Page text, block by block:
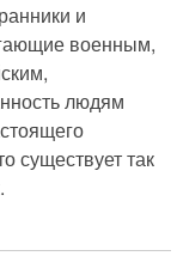
и
военным,
людям
существует так